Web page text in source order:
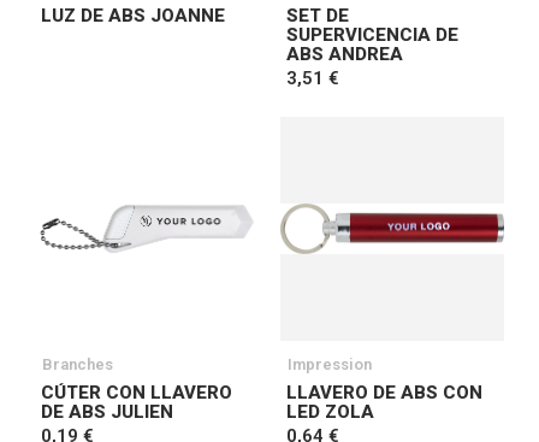
LUZ DE ABS JOANNE
SET DE
SUPERVICENCIA DE
ABS ANDREA
3,51 €
Branches
CÚTER CON LLAVERO
DE ABS JULIEN
0,19 €
Impression
LLAVERO DE ABS CON
LED ZOLA
0,64 €